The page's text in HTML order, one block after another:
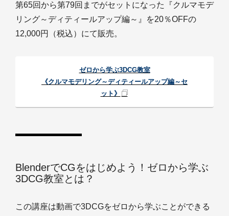
第65回から第79回までがセットになった『クルマモデ
リング～ディティールアップ編～』を20％OFFの
12,000円（税込）にて販売。
ゼロから学ぶ3DCG教室
《クルマモデリング～ディティールアップ編～セ
ット》
BlenderでCGをはじめよう！ゼロから学ぶ
3DCG教室とは？
この講座は動画で3DCGをゼロから学ぶことができる